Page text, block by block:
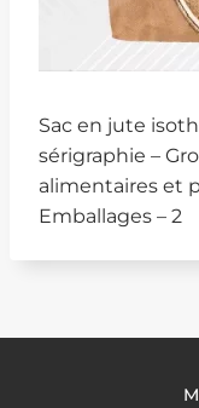
Sac en jute
sérigraphie –
alimentaires et
Emballages – 2